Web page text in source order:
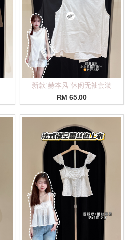
新款“赫本风”休闲无袖套装
RM 65.00